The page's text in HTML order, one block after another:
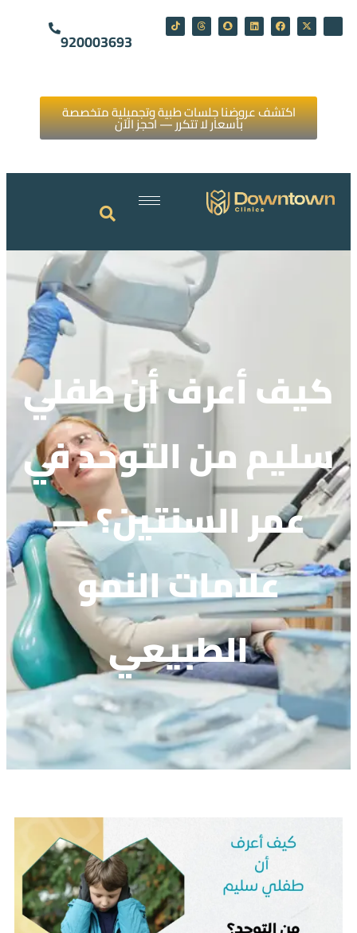
920003693
اكتشف عروضنا جلسات طبية وتجميلية متخصصة
بأسعار لا تتكرر — احجز الآن
كيف أعرف أن طفلي
سليم من التوحد في
عمر السنتين؟ —
علامات النمو
الطبيعي